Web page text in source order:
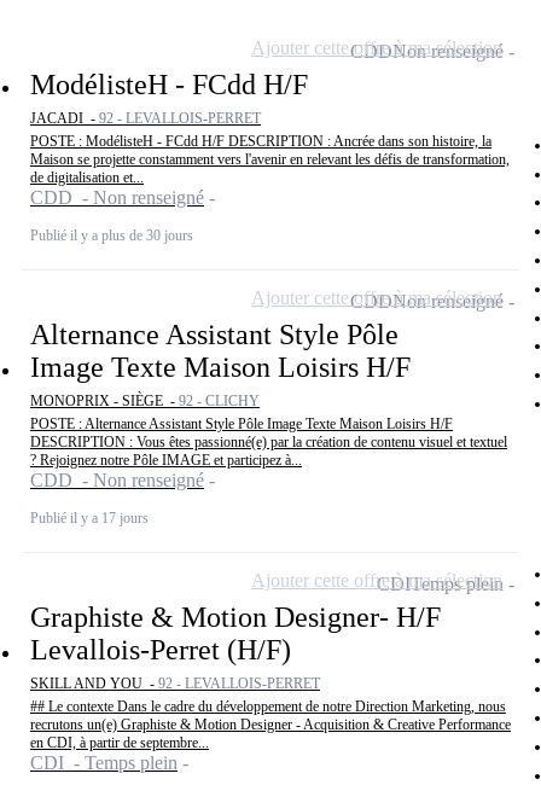
ModélisteH - FCdd H/F
JACADI - 92 - LEVALLOIS-PERRET
POSTE : ModélisteH - FCdd H/F DESCRIPTION : Ancrée dans son histoire, la
Maison se projette constamment vers l'avenir en relevant les défis de transformation,
de digitalisation et...
CDD - Non renseigné
Publié il y a plus de 30 jours
CDDNon renseigné
Ajouter cette offre à ma sélection
Alternance Assistant Style Pôle
Image Texte Maison Loisirs H/F
MONOPRIX - SIÈGE - 92 - CLICHY
POSTE : Alternance Assistant Style Pôle Image Texte Maison Loisirs H/F
DESCRIPTION : Vous êtes passionné(e) par la création de contenu visuel et textuel
? Rejoignez notre Pôle IMAGE et participez à...
CDD - Non renseigné
Publié il y a 17 jours
CDDNon renseigné
Ajouter cette offre à ma sélection
Graphiste & Motion Designer- H/F
Levallois-Perret (H/F)
SKILL AND YOU - 92 - LEVALLOIS-PERRET
## Le contexte Dans le cadre du développement de notre Direction Marketing, nous
recrutons un(e) Graphiste & Motion Designer - Acquisition & Creative Performance
en CDI, à partir de septembre...
CDI - Temps plein
CDITemps plein
Ajouter cette offre à ma sélection